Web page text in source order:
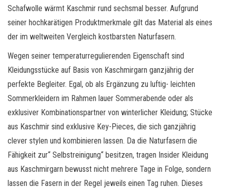
Schafwolle wärmt Kaschmir rund sechsmal besser. Aufgrund
seiner hochkarätigen Produktmerkmale gilt das Material als eines
der im weltweiten Vergleich kostbarsten Naturfasern.
Wegen seiner temperaturregulierenden Eigenschaft sind
Kleidungsstücke auf Basis von Kaschmirgarn ganzjährig der
perfekte Begleiter. Egal, ob als Ergänzung zu luftig- leichten
Sommerkleidern im Rahmen lauer Sommerabende oder als
exklusiver Kombinationspartner von winterlicher Kleidung; Stücke
aus Kaschmir sind exklusive Key- Pieces, die sich ganzjährig
clever stylen und kombinieren lassen. Da die Naturfasern die
Fähigkeit zur“ Selbstreinigung“ besitzen, tragen Insider Kleidung
aus Kaschmirgarn bewusst nicht mehrere Tage in Folge, sondern
lassen die Fasern in der Regel jeweils einen Tag ruhen. Dieses